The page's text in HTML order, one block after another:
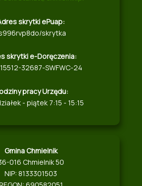
skrytki ePuap:
skrytka
skrytki e-Doręczenia:
32687-SWFWC-24
pracy Urzędu:
- piątek 7:15 - 15:15
Gmina Chmielnik
016 Chmielnik 50
NIP: 8133301503